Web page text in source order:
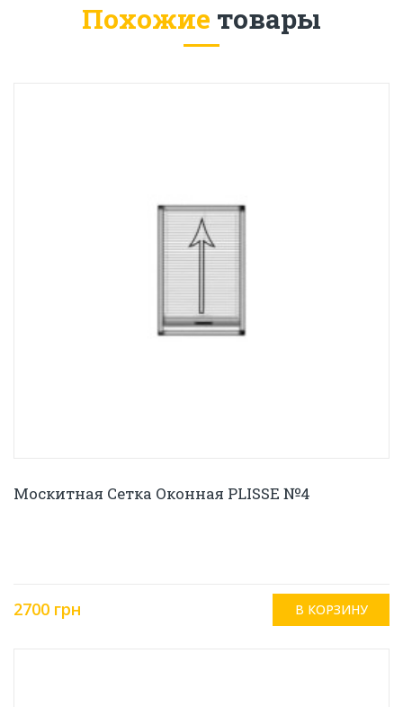
Похожие товары
Москитная Сетка Оконная PLISSE №4
2700 грн